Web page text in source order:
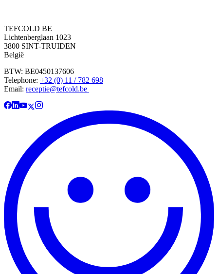
TEFCOLD BE
Lichtenberglaan 1023
3800 SINT-TRUIDEN
België
BTW: BE0450137606
Telephone: +32 (0) 11 / 782 698
Email: receptie@tefcold.be